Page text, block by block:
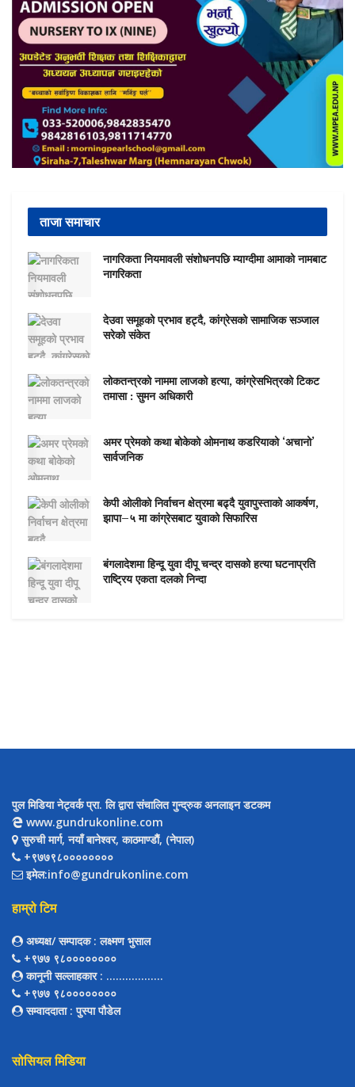
ताजा समाचार
नागरिकता नियमावली संशोधनपछि म्याग्दीमा आमाको नामबाट
नागरिकता
देउवा समूहको प्रभाव हट्दै, कांग्रेसको सामाजिक सञ्जाल
सरेको संकेत
लोकतन्त्रको नाममा लाजको हत्या, कांग्रेसभित्रको टिकट
तमासा : सुमन अधिकारी
अमर प्रेमको कथा बोकेको ओमनाथ कडरियाको ‘अचानो’
सार्वजनिक
केपी ओलीको निर्वाचन क्षेत्रमा बढ्दै युवापुस्ताको आकर्षण,
झापा–५ मा कांग्रेसबाट युवाको सिफारिस
बंगलादेशमा हिन्दू युवा दीपू चन्द्र दासको हत्या घटनाप्रति
राष्ट्रिय एकता दलको निन्दा
पुल मिडिया नेट्वर्क प्रा. लि द्वारा संचालित गुन्द्रुक अनलाइन डटकम
www.gundrukonline.com
सुरुची मार्ग, नयाँ बानेश्वर, काठमाण्डौैं, (नेपाल)
+९७७९८००००००००
इमेल:info@gundrukonline.com
हाम्रो टिम
अध्यक्ष/ सम्पादक: लक्ष्मण भुसाल
+९७७ ९८००००००००
कानूनी सल्लाहकार: ..................
+९७७ ९८००००००००
सम्वाददाता: पुस्पा पौडेल
सोसियल मिडिया